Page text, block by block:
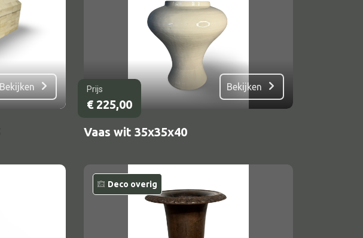
Bekijken Prijs
€225,00
Bekijken
Vaas wit 35x35x40
Deco overig